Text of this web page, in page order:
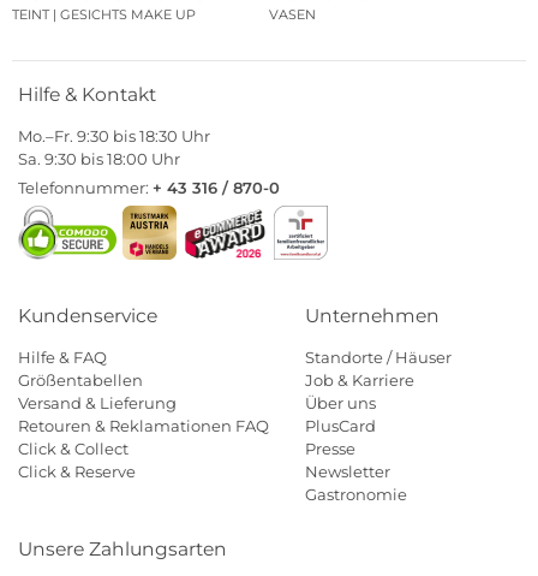
TEINT | GESICHTS MAKE UP
VASEN
Hilfe & Kontakt
Mo.–Fr. 9:30 bis 18:30 Uhr
Sa. 9:30 bis 18:00 Uhr
Telefonnummer: + 43 316 / 870-0
Kundenservice
Hilfe & FAQ
Größentabellen
Versand & Lieferung
Retouren & Reklamationen FAQ
Click & Collect
Click & Reserve
Unternehmen
Standorte / Häuser
Job & Karriere
Über uns
PlusCard
Presse
Newsletter
Gastronomie
Unsere Zahlungsarten